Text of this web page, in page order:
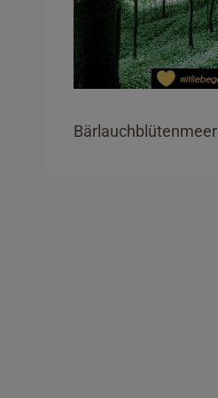
Bärlauchblütenmeer